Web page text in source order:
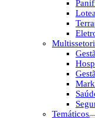
Temáticos